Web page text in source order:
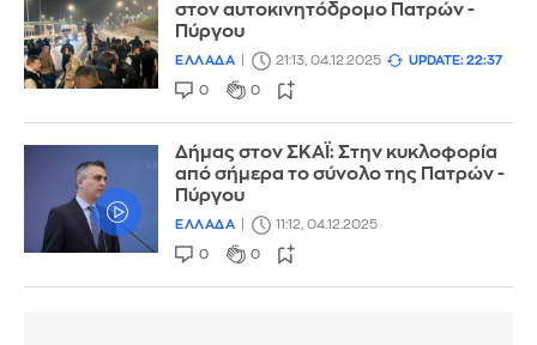
στον αυτοκινητόδρομο Πατρών -
Πύργου
ΕΛΛΑΔΑ 21:13, 04.12.2025 UPDATE: 22:37
0 0
Δήμας στον ΣΚΑΪ: Στην κυκλοφορία
από σήμερα το σύνολο της Πατρών -
Πύργου
ΕΛΛΑΔΑ 11:12, 04.12.2025
0 0